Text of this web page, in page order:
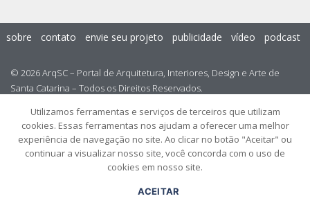
© 2026 ArqSC – Portal de Arquitetura, Interiores, Design e Arte de
Santa Catarina – Todos os Direitos Reservados.
sobre contato envie seu projeto publicidade vídeo podcast
Utilizamos ferramentas e serviços de terceiros que utilizam
cookies. Essas ferramentas nos ajudam a oferecer uma melhor
experiência de navegação no site. Ao clicar no botão "Aceitar" ou
continuar a visualizar nosso site, você concorda com o uso de
cookies em nosso site.
ACEITAR